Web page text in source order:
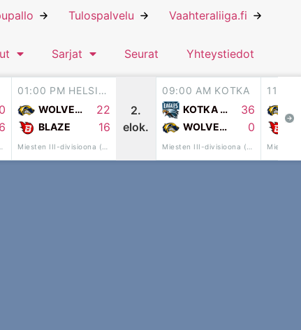
Tulospalvelu Vaahteraliiga.fi
Sarjat Seurat Yhteystiedot
01:00 PM HELSINKI
WOLVERINES
22
BLAZE 16
2.
elok.
09:00 AM KOTKA
KOTKA EAGLES
36
WOLVERINES 0
11:00